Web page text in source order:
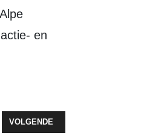
en
TE HEBBEN: MINDER
VOLGENDE ARTIKEL: REGEN
VOLGENDE